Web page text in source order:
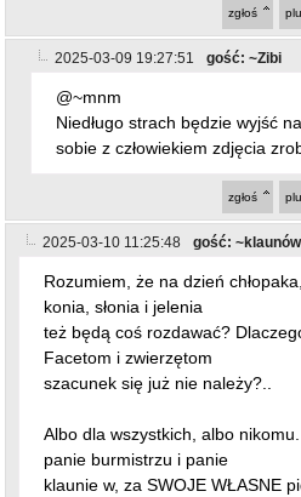
zgłoś
2025-03-09 19:27:51 gość: ~Zibi
@~mnm
Niedługo strach będzie wyjść
sobie z człowiekiem zdjęcia
zgłoś
2025-03-10 11:25:48 gość:
Rozumiem, że na dzień
konia, słonia i jelenia
też będą coś rozdawać?
Facetom i zwierzętom
szacunek się już nie należy?..
Albo dla wszystkich, albo
panie burmistrzu i panie
klaunie w, za SWOJE WŁASNE